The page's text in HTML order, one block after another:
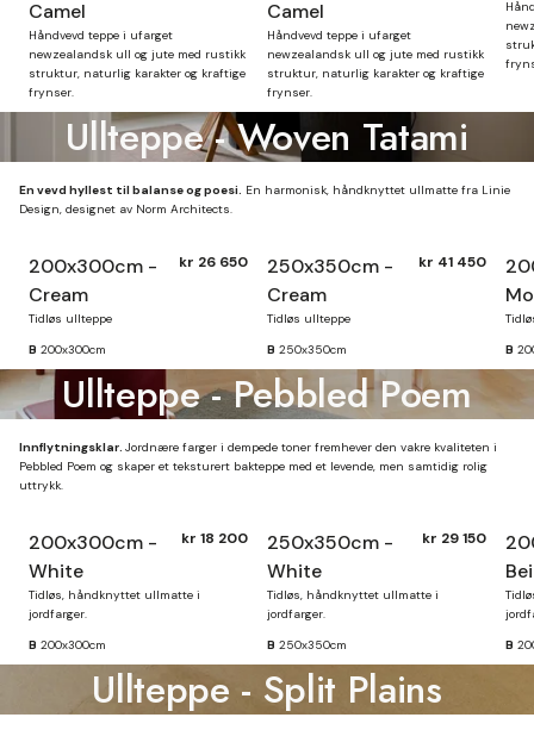
Camel
Håndvevd teppe i ufarget
newzealandsk ull og jute med rustikk
struktur, naturlig karakter og kraftige
frynser.
Camel
Håndvevd teppe i ufarget
newzealandsk ull og jute med rustikk
struktur, naturlig karakter og kraftige
frynser.
Ullteppe - Woven Tatami
En vevd hyllest til balanse og poesi. En harmonisk, håndknyttet ullmatte fra Linie
Design, designet av Norm Architects.
200x300cm -
Cream
kr 26 650
Tidløs ullteppe
B 200x300cm
250x350cm -
Cream
kr 41 450
Tidløs ullteppe
B 250x350cm
B
Ullteppe - Pebbled Poem
Innflytningsklar. Jordnære farger i dempede toner fremhever den vakre kvaliteten i
Pebbled Poem og skaper et teksturert bakteppe med et levende, men samtidig rolig
uttrykk.
200x300cm -
White
kr 18 200
Tidløs, håndknyttet ullmatte i
jordfarger.
B 200x300cm
250x350cm -
White
kr 29 150
Tidløs, håndknyttet ullmatte i
jordfarger.
B 250x350cm
B
Ullteppe - Split Plains